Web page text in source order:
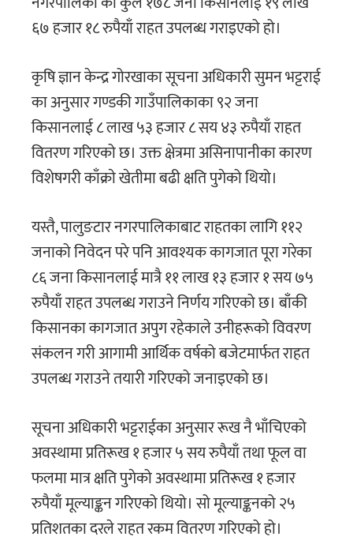
६७ हजार १८ रुपैयाँ राहत उपलब्ध गराइएको हो।
कृषि ज्ञान केन्द्र गोरखाका सूचना अधिकारी सुमन भट्टराई
का अनुसार गण्डकी गाउँपालिकाका ९२ जना
किसानलाई ८ लाख ५३ हजार ८ सय ४३ रुपैयाँ राहत
वितरण गरिएको छ। उक्त क्षेत्रमा असिनापानीका कारण
विशेषगरी काँक्राे खेतीमा बढी क्षति पुगेको थियो।
यस्तै, पालुङटार नगरपालिकाबाट राहतका लागि ११२
जनाको निवेदन परे पनि आवश्यक कागजात पूरा गरेका
८६ जना किसानलाई मात्रै ११ लाख १३ हजार १ सय ७५
रुपैयाँ राहत उपलब्ध गराउने निर्णय गरिएको छ। बाँकी
किसानका कागजात अपुग रहेकाले उनीहरूको विवरण
संकलन गरी आगामी आर्थिक वर्षको बजेटमार्फत राहत
उपलब्ध गराउने तयारी गरिएको जनाइएको छ।
सूचना अधिकारी भट्टराईका अनुसार रूख नै भाँचिएको
अवस्थामा प्रतिरूख १ हजार ५ सय रुपैयाँ तथा फूल वा
फलमा मात्र क्षति पुगेको अवस्थामा प्रतिरूख १ हजार
रुपैयाँ मूल्याङ्कन गरिएको थियो। सो मूल्याङ्कनको २५
प्रतिशतका दरले राहत रकम वितरण गरिएको हो।